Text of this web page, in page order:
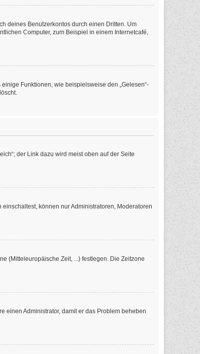
deines Benutzerkontos durch einen Dritten. Um
Computer, zum Beispiel in einem Internetcafé,
Funktionen, wie beispielsweise den „Gelesen“-
der Link dazu wird meist oben auf der Seite
können nur Administratoren, Moderatoren
(Mitteleuropäische Zeit, ...) festlegen. Die Zeitzone
einen Administrator, damit er das Problem beheben